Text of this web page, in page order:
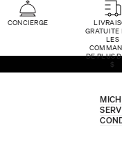
CONCIERGE
GRATUITE
LES
DE PLUS
$